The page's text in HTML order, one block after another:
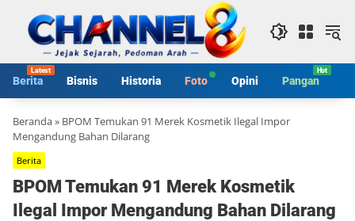
konten
Berita Bisnis Historia Foto Opini Pangan
Beranda» BPOM Temukan 91 Merek Kosmetik Ilegal Impor
Mengandung Bahan Dilarang
Berita
BPOM Temukan 91 Merek Kosmetik
Ilegal Impor Mengandung Bahan Dilarang